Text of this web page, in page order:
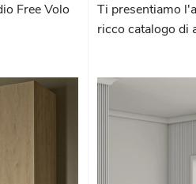
Free Volo
Ti presentiamo
ricco catalogo di